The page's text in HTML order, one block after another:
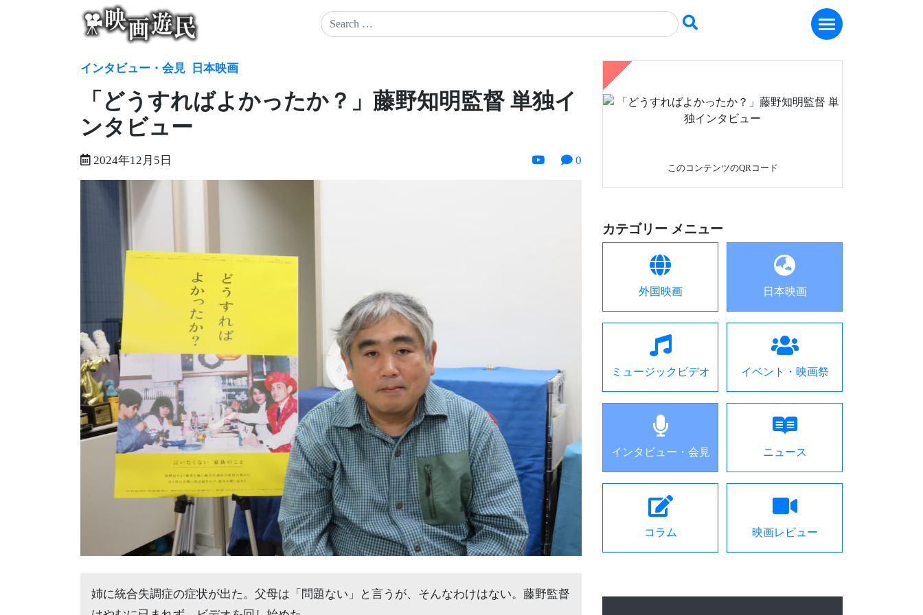
インタビュー・会見 日本映画
「どうすればよかったか？」藤野知明監督 単独イ
ンタビュー
2024年12月5日 0
姉に統合失調症の症状が出た。父母は「問題ない」と言うが、そんなわけはない。藤野監督
このコンテンツのQRコード
カテゴリー メニュー
外国映画 日本映画
ミュージックビデオ イベント・映画祭
インタビュー・会見 ニュース
コラム 映画レビュー